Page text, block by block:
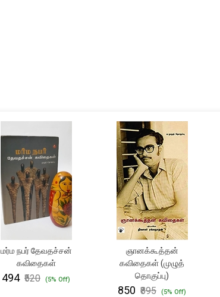
மர்ம நபர் தேவதச்சன்
கவிதைகள்
₹494 ₹520 (5% Off)
ஞானக்கூத்தன்
கவிதைகள் (முழுத்
தொகுப்பு)
₹850 ₹895 (5% Off)